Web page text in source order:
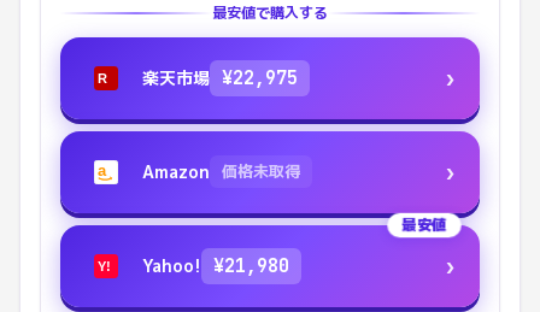
最安値で購入する
R 楽天市場 ¥22,975 ›
a Amazon 価格未取得 ›
最安値
Y! Yahoo! ¥21,980 ›